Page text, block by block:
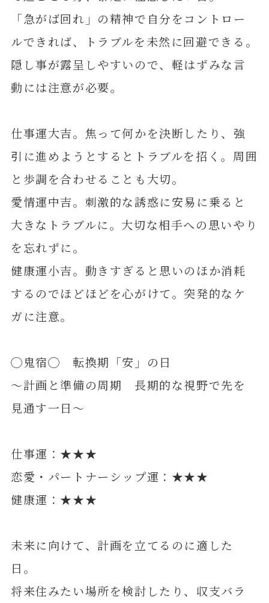
「急がば回れ」の精神で自分をコントロー
ルできれば、トラブルを未然に回避できる。
隠し事が露呈しやすいので、軽はずみな言
動には注意が必要。
仕事運大吉。焦って何かを決断したり、強
引に進めようとするとトラブルを招く。周囲
と歩調を合わせることも大切。
愛情運中吉。刺激的な誘惑に安易に乗ると
大きなトラブルに。大切な相手への思いやり
を忘れずに。
健康運小吉。動きすぎると思いのほか消耗
するのでほどほどを心がけて。突発的なケ
ガに注意。
◯鬼宿◯ 転換期「安」の日
～計画と準備の周期 長期的な視野で先を
見通す一日～
仕事運：★★★
恋愛・パートナーシップ運：★★★
健康運：★★★
未来に向けて、計画を立てるのに適した
日。
将来住みたい場所を検討したり、収支バラ